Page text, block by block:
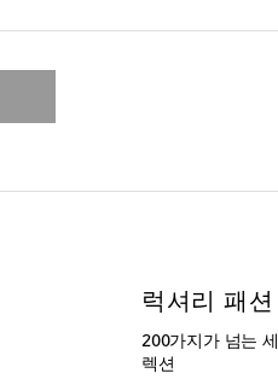
럭셔리 패
200가지가 넘는
렉션